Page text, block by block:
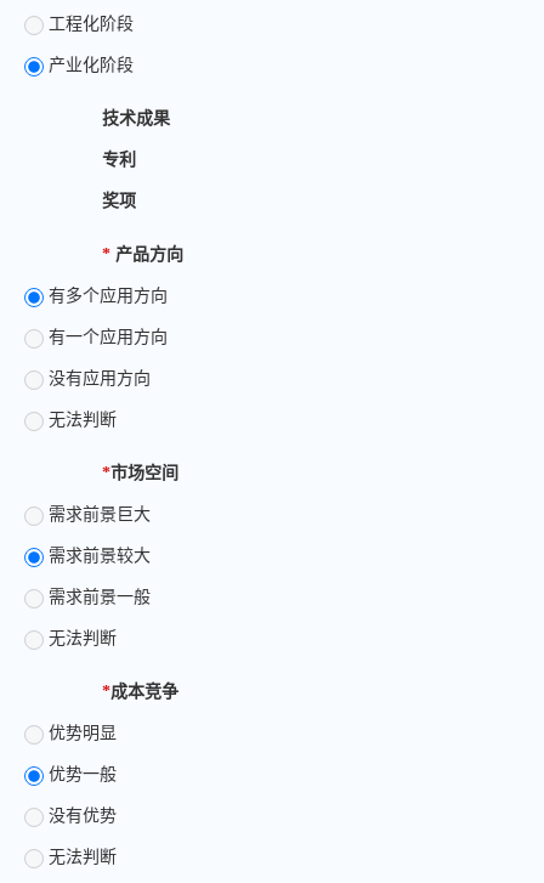
工程化阶段
产业化阶段
技术成果
专利
奖项
* 产品方向
有多个应用方向
有一个应用方向
没有应用方向
无法判断
*市场空间
需求前景巨大
需求前景较大
需求前景一般
无法判断
*成本竞争
优势明显
优势一般
没有优势
无法判断